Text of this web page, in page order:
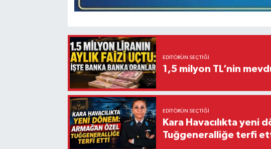
EDITÖRÜN SEÇTIĞI
1,5 milyon TL’nin
EDITÖRÜN SEÇTIĞI
Kara Havacılıkta yeni
Tuğgeneralliğe terfi